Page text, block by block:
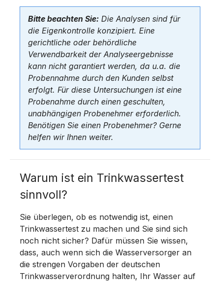
Bitte beachten Sie: Die Analysen sind für
die Eigenkontrolle konzipiert. Eine
gerichtliche oder behördliche
Verwendbarkeit der Analyseergebnisse
kann nicht garantiert werden, da u.a. die
Probennahme durch den Kunden selbst
erfolgt. Für diese Untersuchungen ist eine
Probenahme durch einen geschulten,
unabhängigen Probenehmer erforderlich.
Benötigen Sie einen Probenehmer? Gerne
helfen wir Ihnen weiter.
Warum ist ein Trinkwassertest
sinnvoll?
Sie überlegen, ob es notwendig ist, einen
Trinkwassertest zu machen und Sie sind sich
noch nicht sicher? Dafür müssen Sie wissen,
dass, auch wenn sich die Wasserversorger an
die strengen Vorgaben der deutschen
Trinkwasserverordnung halten, Ihr Wasser auf